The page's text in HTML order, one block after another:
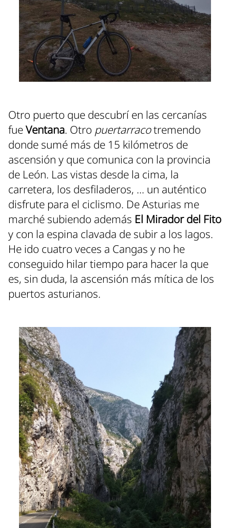
Otro puerto que descubrí en las cercanías
fueVentana. Otro puertarracotremendo
donde sumé más de 15 kilómetros de
ascensión y que comunica con la provincia
de León. Las vistas desde la cima, la
carretera, los desfiladeros, ... un auténtico
disfrute para el ciclismo. De Asturias me
marché subiendo además El Mirador del Fito
y con la espina clavada de subir a los lagos.
He ido cuatro veces a Cangas y no he
conseguido hilar tiempo para hacer la que
es, sin duda, la ascensión más mítica de los
puertos asturianos.